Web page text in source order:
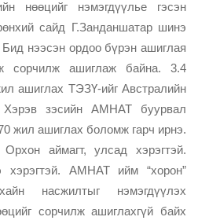
нөөцийг нэмэгдүүлье гэсэн
сайд Г.Занданшатар шинэ
нээсэн ордоо бүрэн ашиглая
сорчилж ашиглаж байна. 3.4
ашиглах ТЭЗҮ-ийг Австралийн
Хэрэв зэсийн АМНАТ буурвал
жил ашиглах боломж гарч ирнэ.
аймагт, улсад хэрэгтэй.
хэрэгтэй. АМНАТ ийм “хорон”
насжилтыг нэмэгдүүлэх
сорчилж ашиглахгүй байх